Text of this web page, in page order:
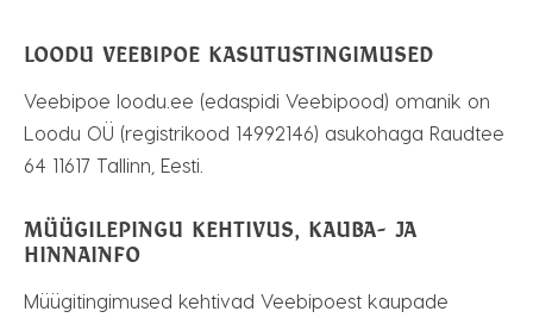
LOODU VEEBIPOE KASUTUSTINGIMUSED
Veebipoe loodu.ee (edaspidi Veebipood) omanik on
Loodu OÜ (registrikood 14992146) asukohaga Raudtee
64 11617 Tallinn, Eesti.
MÜÜGILEPINGU KEHTIVUS, KAUBA- JA
HINNAINFO
Müügitingimused kehtivad Veebipoest kaupade